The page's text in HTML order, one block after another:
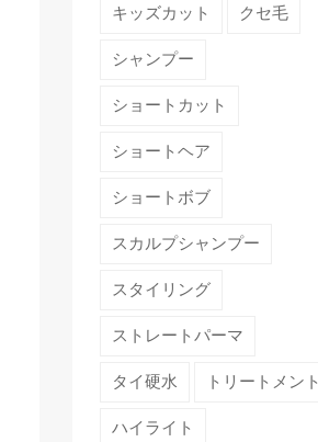
キッズカット
クセ毛
シャンプー
ショートカット
ショートヘア
ショートボブ
スカルプシャンプー
スタイリング
ストレートパーマ
タイ硬水
トリートメント
ハイライト